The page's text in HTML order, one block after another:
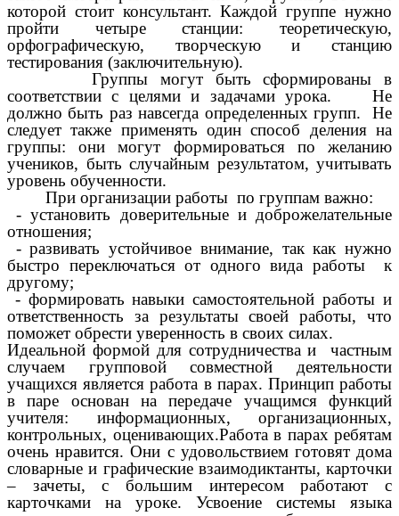
которой стоит консультант. Каждой группе нужно
пройти четыре станции: теоретическую,
орфографическую, творческую и станцию
тестирования (заключительную).
Группы могут быть сформированы в
соответствии с целями и задачами урока. Не
должно быть раз навсегда определенных групп. Не
следует также применять один способ деления на
группы: они могут формироваться по желанию
учеников, быть случайным результатом, учитывать
уровень обученности.
При организации работы по группам важно:
- установить доверительные и доброжелательные
отношения;
- развивать устойчивое внимание, так как нужно
быстро переключаться от одного вида работы к
другому;
- формировать навыки самостоятельной работы и
ответственность за результаты своей работы, что
поможет обрести уверенность в своих силах.
Идеальной формой для сотрудничества и частным
случаем групповой совместной деятельности
учащихся является работа в парах. Принцип работы
в паре основан на передаче учащимся функций
учителя: информационных, организационных,
контрольных, оценивающих.Работа в парах ребятам
очень нравится. Они с удовольствием готовят дома
словарные и графические взаимодиктанты, карточки
– зачеты, с большим интересом работают с
карточками на уроке. Усвоение системы языка